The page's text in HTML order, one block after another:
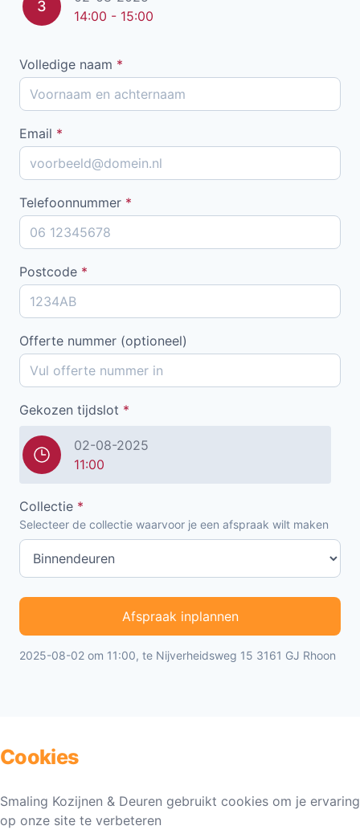
3
14:00 - 15:00
Volledige naam *
Email *
Telefoonnummer *
Postcode *
Offerte nummer (optioneel)
Gekozen tijdslot *
02-08-2025
11:00
Collectie *
Selecteer de collectie waarvoor je een afspraak wilt maken
Afspraak inplannen
2025-08-02 om 11:00, te Nijverheidsweg 15 3161 GJ Rhoon
Cookies
Smaling Kozijnen & Deuren gebruikt cookies om je ervaring
op onze site te verbeteren